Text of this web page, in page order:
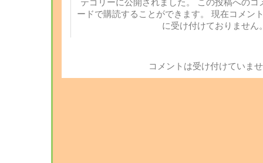
テゴリーに公開されました。 この投稿への
ードで購読することができます。 現在コメン
に受け付けておりません
コメントは受け付けていま